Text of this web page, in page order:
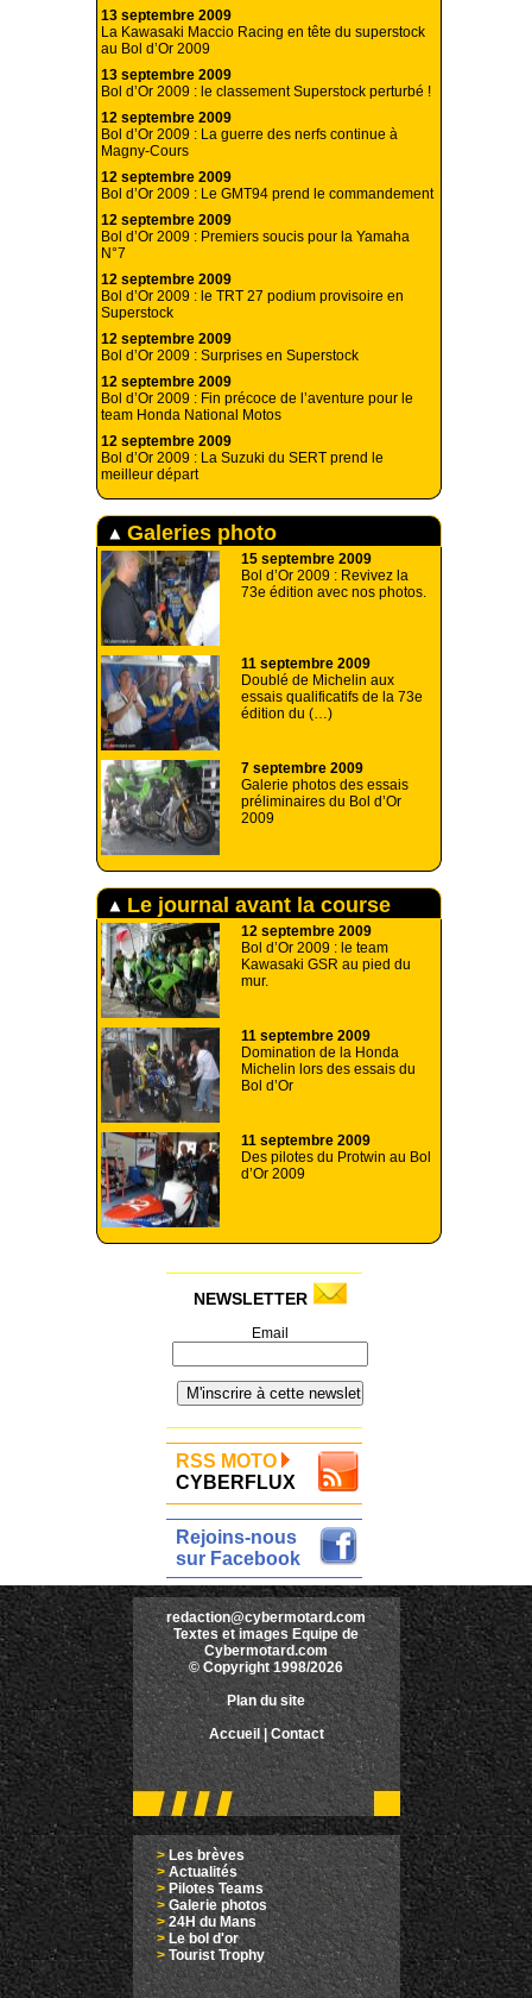
13 septembre 2009
La Kawasaki Maccio Racing en tête du superstock
au Bol d’Or 2009
13 septembre 2009
Bol d’Or 2009 : le classement Superstock perturbé !
12 septembre 2009
Bol d’Or 2009 : La guerre des nerfs continue à
Magny-Cours
12 septembre 2009
Bol d’Or 2009 : Le GMT94 prend le commandement
12 septembre 2009
Bol d’Or 2009 : Premiers soucis pour la Yamaha
N°7
12 septembre 2009
Bol d’Or 2009 : le TRT 27 podium provisoire en
Superstock
12 septembre 2009
Bol d’Or 2009 : Surprises en Superstock
12 septembre 2009
Bol d’Or 2009 : Fin précoce de l’aventure pour le
team Honda National Motos
12 septembre 2009
Bol d’Or 2009 : La Suzuki du SERT prend le
meilleur départ
Galeries photo
15 septembre 2009
Bol d’Or 2009 : Revivez la
73e édition avec nos photos.
11 septembre 2009
Doublé de Michelin aux
essais qualificatifs de la 73e
édition du (…)
7 septembre 2009
Galerie photos des essais
préliminaires du Bol d’Or
2009
Le journal avant la course
12 septembre 2009
Bol d’Or 2009 : le team
Kawasaki GSR au pied du
mur.
11 septembre 2009
Domination de la Honda
Michelin lors des essais du
Bol d’Or
11 septembre 2009
Des pilotes du Protwin au Bol
d’Or 2009
NEWSLETTER
Email
RSS MOTO
CYBERFLUX
Rejoins-nous
sur Facebook
redaction@cybermotard.com
Textes et images Equipe de
Cybermotard.com
© Copyright 1998/2026
Plan du site
Accueil |Contact
>Les brèves
> Actualités
> Pilotes Teams
>Galerie photos
>24H du Mans
>Le bol d'or
> Tourist Trophy